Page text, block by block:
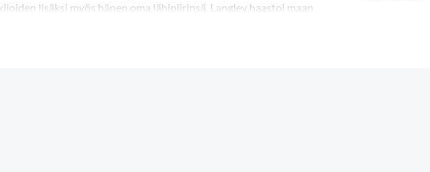
lisäksi myös hänen oma lähipiirinsä. Langley haastoi maan
uudella tapaa yhdestä Englannin historian
ja löysi lopulta oman äänensä. The Lost King tutkii myytin
hyvin erilaisen kuninkaan kuin mitä Shakespearen tulkinta on